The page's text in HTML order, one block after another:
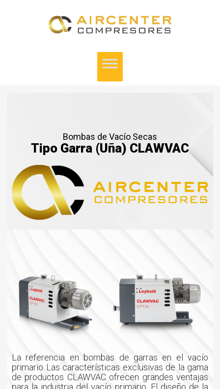
Bombas de Vacío Secas
Tipo Garra (Uña) CLAWVAC
La referencia en bombas de garras en el vacío
primario Las características exclusivas de la gama
de productos CLAWVAC ofrecen grandes ventajas